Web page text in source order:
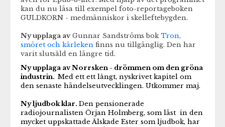
kan du nu läsa till exempel foto-reportageboken
GULDKORN - medmänniskor i skelleftebygden.
Ny upplaga av Gunnar Sandströms bokTron,
smöret och kärleken finns nu tillgänglig. Den har
varit slutsåld en längre tid.
Ny upplaga av Norrsken - drömmen om den gröna
industrin. Med ett ett långt, nyskrivet kapitel om
den senaste händelseutvecklingen. Utkommer maj.
Ny ljudbok klar. Den pensionerade
radiojournalisten Örjan Holmberg, som läst in den
mycket uppskattade Älskade Ester som ljudbok, har